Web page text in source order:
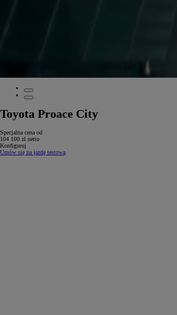
Toyota Proace City
Specjalna cena od
104 100 zł netto
Konfiguruj
Umów się na jazdę testową